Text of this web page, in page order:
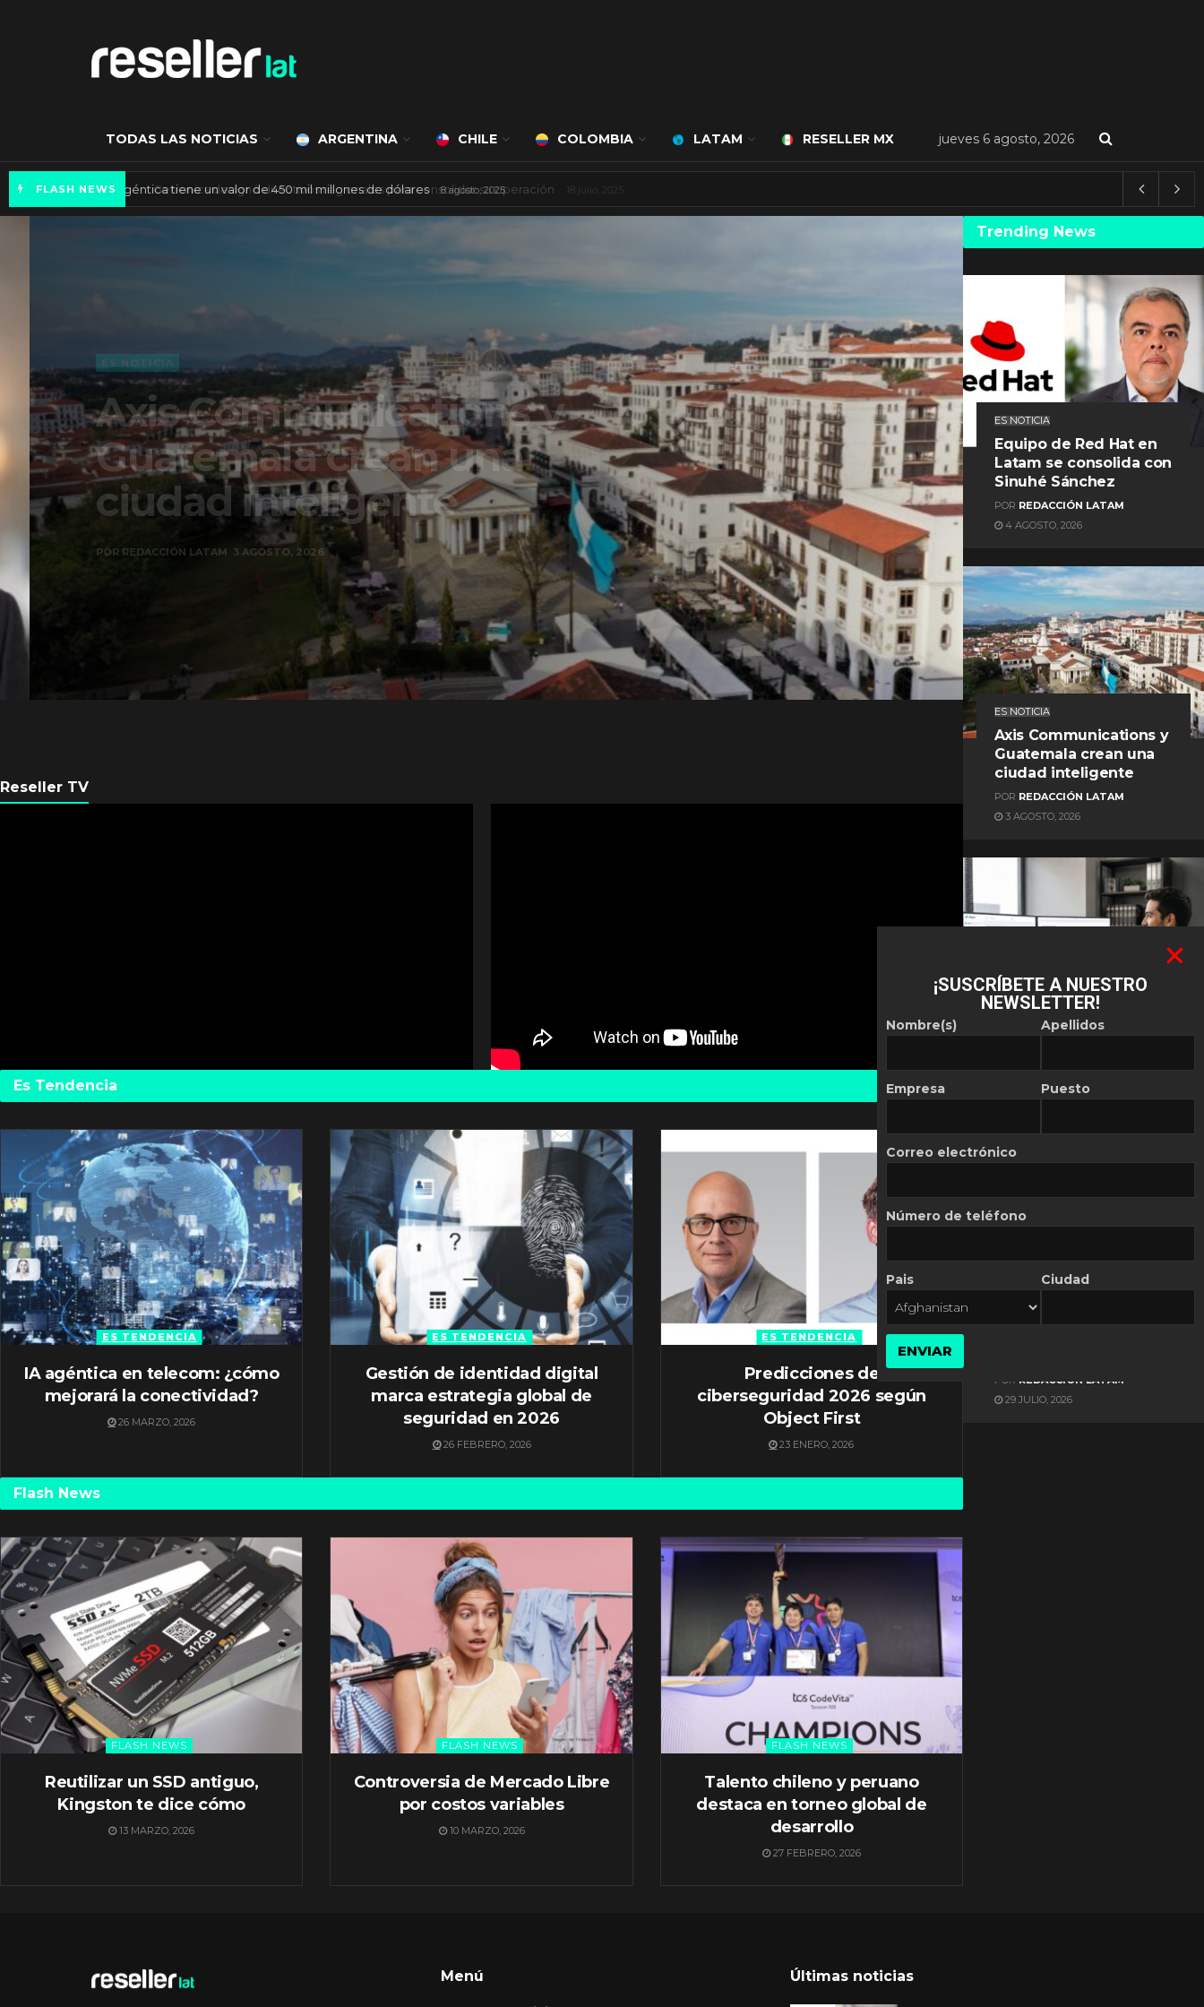
TODAS LAS NOTICIAS ARGENTINA CHILE COLOMBIA LATAM RESELLER MX jueves 6 agosto, 2026
FLASH NEWS Mercado de IA agéntica tiene un valor de 450 mil millones de dólares 8 agosto, 2025
ES NOTICIA
Axis Communications y
Guatemala crean una
ciudad inteligente
REDACCIÓN LATAM 3 AGOSTO, 2026
Reseller TV
Es Tendencia
ES TENDENCIA
IA agéntica en telecom: ¿cómo
mejorará la conectividad?
26 MARZO, 2026
ES TENDENCIA
Gestión de identidad digital
marca estrategia global de
seguridad en 2026
26 FEBRERO, 2026
ES TENDENCIA
Predicciones de
ciberseguridad 2026 según
Object First
23 ENERO, 2026
Flash News
FLASH NEWS
Reutilizar un SSD antiguo,
Kingston te dice cómo
13 MARZO, 2026
FLASH NEWS
Controversia de Mercado Libre
por costos variables
10 MARZO, 2026
FLASH NEWS
Talento chileno y peruano
destaca en torneo global de
desarrollo
27 FEBRERO, 2026
Trending News
ES NOTICIA
Equipo de Red Hat en
Latam se consolida con
Sinuhé Sánchez
POR REDACCIÓN LATAM
4 AGOSTO, 2026
ES NOTICIA
Axis Communications y
Guatemala crean una
ciudad inteligente
POR REDACCIÓN LATAM
3 AGOSTO, 2026
ES NOTICIA
Automatización de las
REDACCIÓN LATAM
ES NOTICIA
POR REDACCIÓN LATAM
29 JULIO, 2026
Menú Últimas noticias
¡SUSCRÍBETE A NUESTRO
NEWSLETTER!
Nombre(s)
Empresa
Apellidos
Puesto
Correo electrónico
Número de teléfono
Pais Ciudad
ENVIAR